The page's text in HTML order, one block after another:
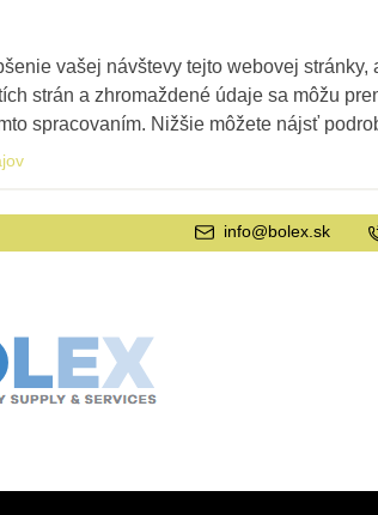
info@bolex.sk
vašej návštevy tejto webovej
strán a zhromaždené údaje sa môžu
spracovaním. Nižšie môžete nájsť